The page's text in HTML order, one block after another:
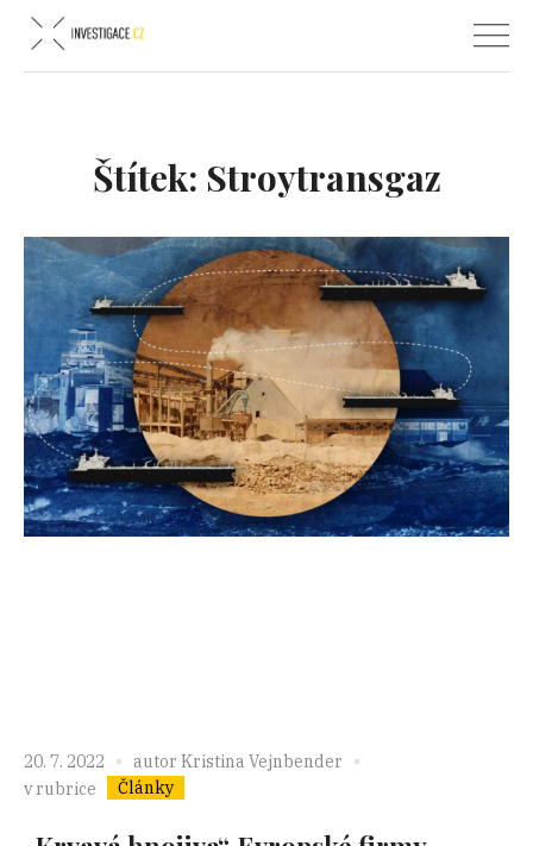
Štítek: Stroytransgaz
20. 7. 2022 autor Kristina Vejnbender
v rubrice
Články